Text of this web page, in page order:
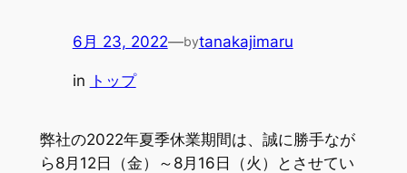
6月 23, 2022—bytanakajimaru
in トップ
弊社の2022年夏季休業期間は、誠に勝手なが
ら8月12日（金）～8月16日（火）とさせてい